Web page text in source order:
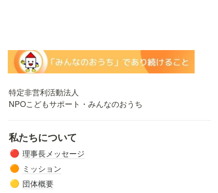
特定非営利活動法人
NPOこどもサポート・みんなのおうち
私たちについて
🔴 理事長メッセージ
🟠 ミッション
🟡 団体概要